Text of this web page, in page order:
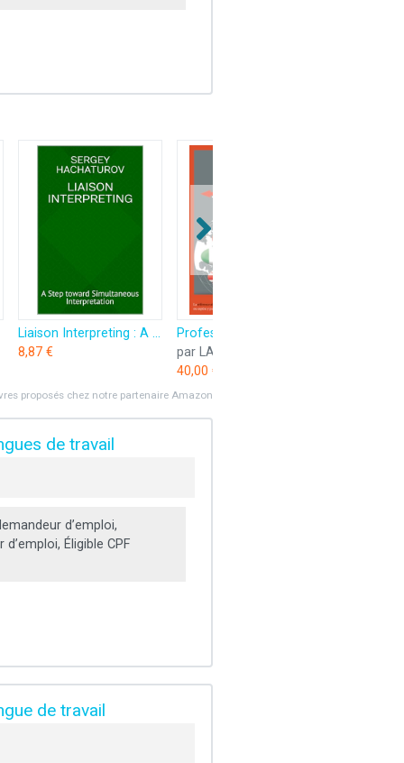
Liaison Interpreting : A Step toward Simultaneous Interpretation (English Edition)
8,87 €
Profession traducteur
par LAMAM
40,00 €
proposés chez notre partenaire Amazon
de travail
d’emploi,
d’emploi, Éligible CPF
de travail